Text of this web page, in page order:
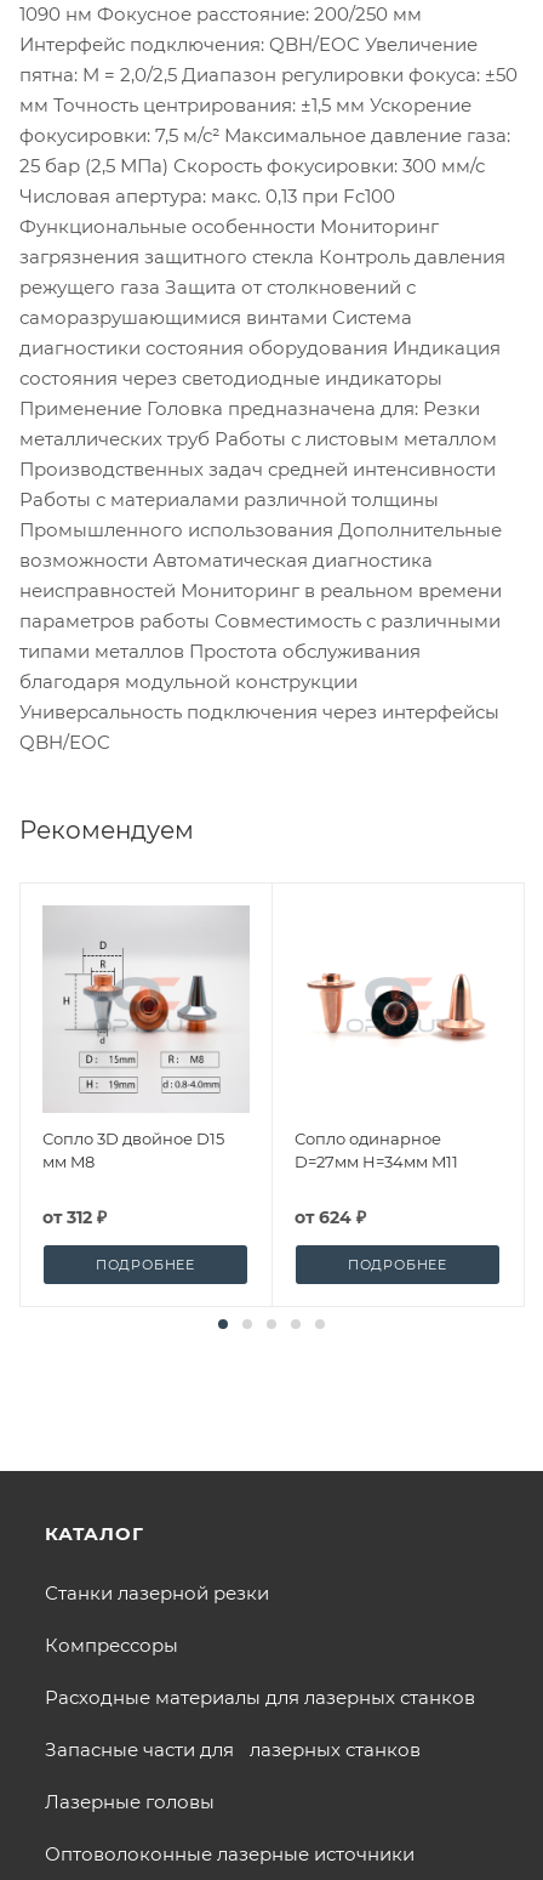
1090 нм Фокусное расстояние: 200/250 мм
Интерфейс подключения: QBH/EOC Увеличение
пятна: M = 2,0/2,5 Диапазон регулировки фокуса: ±50
мм Точность центрирования: ±1,5 мм Ускорение
фокусировки: 7,5 м/с² Максимальное давление газа:
25 бар (2,5 МПа) Скорость фокусировки: 300 мм/с
Числовая апертура: макс. 0,13 при Fc100
Функциональные особенности Мониторинг
загрязнения защитного стекла Контроль давления
режущего газа Защита от столкновений с
саморазрушающимися винтами Система
диагностики состояния оборудования Индикация
состояния через светодиодные индикаторы
Применение Головка предназначена для: Резки
металлических труб Работы с листовым металлом
Производственных задач средней интенсивности
Работы с материалами различной толщины
Промышленного использования Дополнительные
возможности Автоматическая диагностика
неисправностей Мониторинг в реальном времени
параметров работы Совместимость с различными
типами металлов Простота обслуживания
благодаря модульной конструкции
Универсальность подключения через интерфейсы
QBH/EOC
Рекомендуем
Сопло 3D двойное D15
мм M8
от312 ₽
ПОДРОБНЕЕ
Сопло одинарное
D=27мм H=34мм M11
от624 ₽
ПОДРОБНЕЕ
КАТАЛОГ
Станки лазерной резки
Компрессоры
Расходные материалы для лазерных станков
Запасные части для лазерных станков
Лазерные головы
Оптоволоконные лазерные источники